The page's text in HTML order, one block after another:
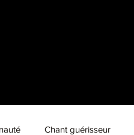
Chant guérisseur